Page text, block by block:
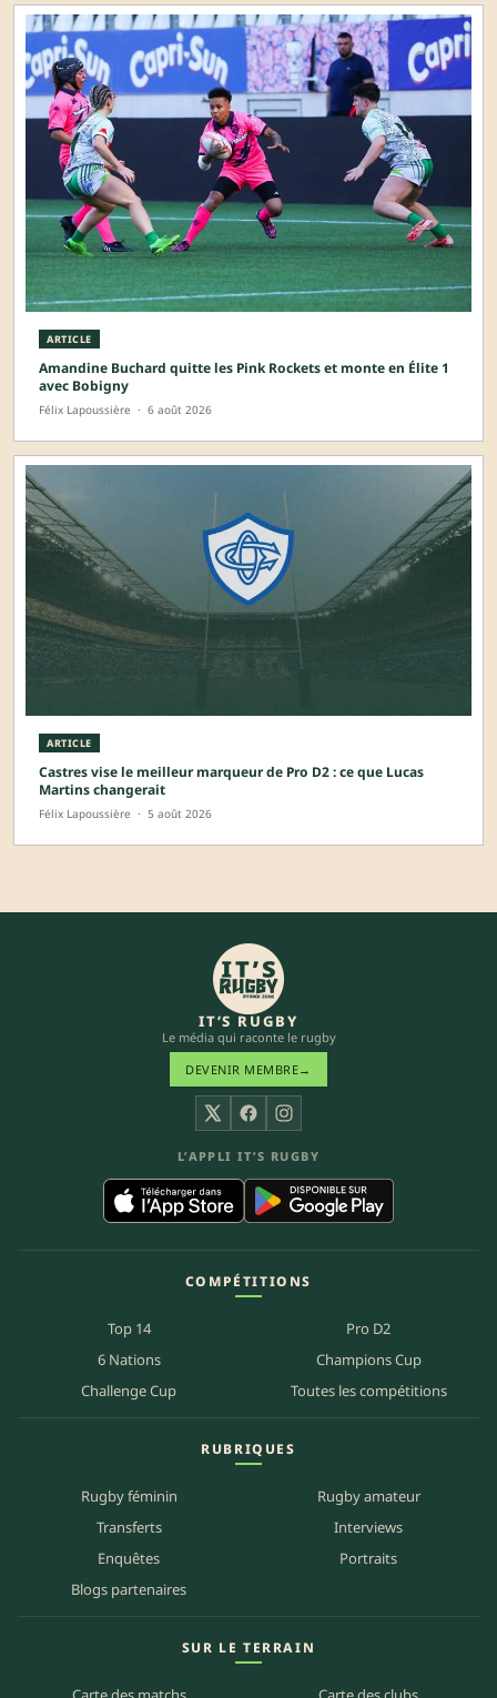
ARTICLE
Amandine Buchard quitte les Pink Rockets et monte en Élite 1
avec Bobigny
Félix Lapoussière · 6 août 2026
ARTICLE
Castres vise le meilleur marqueur de Pro D2 : ce que Lucas
Martins changerait
Félix Lapoussière · 5 août 2026
IT’S RUGBY
Le média qui raconte le rugby
DEVENIR MEMBRE→
X FacebookInstagram
L’APPLI IT’S RUGBY
COMPÉTITIONS
Top 14
Pro D2
6 Nations
Champions Cup
Challenge Cup
Toutes les compétitions
RUBRIQUES
Rugby féminin
Rugby amateur
Transferts
Interviews
Enquêtes
Portraits
Blogs partenaires
SUR LE TERRAIN